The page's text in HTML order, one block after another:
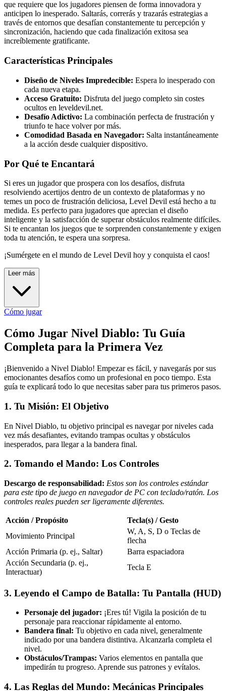
que requiere que los jugadores piensen de forma innovadora y
anticipen lo inesperado. Saltarás, correrás y trazarás estrategias a
través de entornos que desafían constantemente tu percepción y
sincronización, haciendo que cada finalización exitosa sea
increíblemente gratificante.
Características Principales
Diseño de Niveles Impredecible: Espera lo inesperado con
cada nueva etapa.
Acceso Gratuito: Disfruta del juego completo sin costes
ocultos en leveldevil.net.
Desafío Adictivo: La combinación perfecta de frustración y
triunfo te hace volver por más.
Comodidad Basada en Navegador: Salta instantáneamente
a la acción desde cualquier dispositivo.
Por Qué te Encantará
Si eres un jugador que prospera con los desafíos, disfruta
resolviendo acertijos dentro de un contexto de plataformas y no
temes un poco de frustración deliciosa, Level Devil está hecho a tu
medida. Es perfecto para jugadores que aprecian el diseño
inteligente y la satisfacción de superar obstáculos realmente difíciles.
Si te encantan los juegos que te sorprenden constantemente y exigen
toda tu atención, te espera una sorpresa.
¡Sumérgete en el mundo de Level Devil hoy y conquista el caos!
Leer más
Cómo jugar
Cómo Jugar Nivel Diablo: Tu Guía
Completa para la Primera Vez
¡Bienvenido a Nivel Diablo! Empezar es fácil, y navegarás por sus
emocionantes desafíos como un profesional en poco tiempo. Esta
guía te explicará todo lo que necesitas saber para tus primeros pasos.
1. Tu Misión: El Objetivo
En Nivel Diablo, tu objetivo principal es navegar por niveles cada
vez más desafiantes, evitando trampas ocultas y obstáculos
inesperados, para llegar a la bandera final.
2. Tomando el Mando: Los Controles
Descargo de responsabilidad: Estos son los controles estándar
para este tipo de juego en navegador de PC con teclado/ratón. Los
controles reales pueden ser ligeramente diferentes.
Acción / Propósito
Tecla(s) / Gesto
Movimiento Principal
W, A, S, D o Teclas de
flecha
Acción Primaria (p. ej., Saltar)
Barra espaciadora
Acción Secundaria (p. ej.,
Interactuar)
Tecla E
3. Leyendo el Campo de Batalla: Tu Pantalla (HUD)
Personaje del jugador: ¡Eres tú! Vigila la posición de tu
personaje para reaccionar rápidamente al entorno.
Bandera final: Tu objetivo en cada nivel, generalmente
indicado por una bandera distintiva. Alcanzarla completa el
nivel.
Obstáculos/Trampas: Varios elementos en pantalla que
impedirán tu progreso. Aprende sus patrones y evítalos.
4. Las Reglas del Mundo: Mecánicas Principales